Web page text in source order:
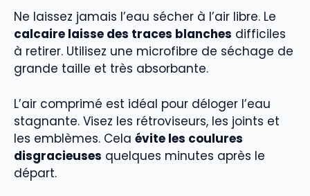
Ne laissez jamais l’eau sécher à l’air libre. Le
calcaire laisse des traces blanches difficiles
à retirer. Utilisez une microfibre de séchage de
grande taille et très absorbante.
L’air comprimé est idéal pour déloger l’eau
stagnante. Visez les rétroviseurs, les joints et
les emblèmes. Cela évite les coulures
disgracieuses quelques minutes après le
départ.